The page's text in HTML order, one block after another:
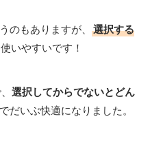
のもありますが、
選択する
いやすいです！
選択してからでないとどん
だいぶ快適になりました。